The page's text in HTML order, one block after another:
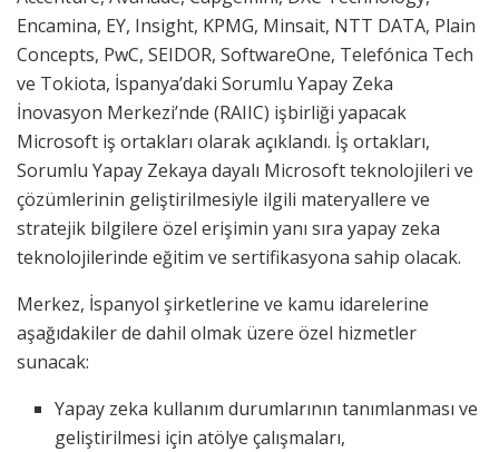
Encamina, EY, Insight, KPMG, Minsait, NTT DATA, Plain
Concepts, PwC, SEIDOR, SoftwareOne, Telefónica Tech
ve Tokiota, İspanya’daki Sorumlu Yapay Zeka
İnovasyon Merkezi’nde (RAIIC) işbirliği yapacak
Microsoft iş ortakları olarak açıklandı. İş ortakları,
Sorumlu Yapay Zekaya dayalı Microsoft teknolojileri ve
çözümlerinin geliştirilmesiyle ilgili materyallere ve
stratejik bilgilere özel erişimin yanı sıra yapay zeka
teknolojilerinde eğitim ve sertifikasyona sahip olacak.
Merkez, İspanyol şirketlerine ve kamu idarelerine
aşağıdakiler de dahil olmak üzere özel hizmetler
sunacak:
Yapay zeka kullanım durumlarının tanımlanması ve
geliştirilmesi için atölye çalışmaları,